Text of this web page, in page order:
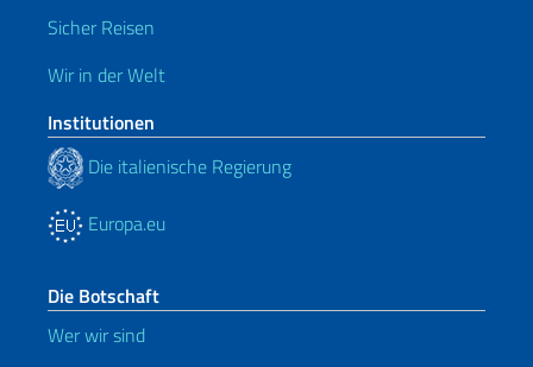
Sicher Reisen
Wir in der Welt
Institutionen
Die italienische Regierung
Europa.eu
Die Botschaft
Wer wir sind